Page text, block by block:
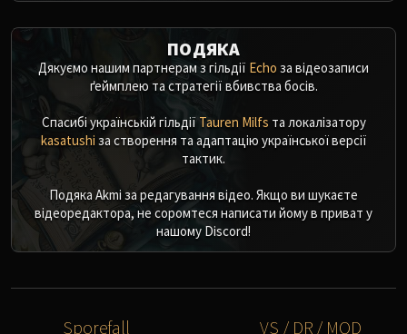
ПОДЯКА
Дякуємо нашим партнерам з гільдії Echo за відеозаписи
ґеймплею та стратегії вбивства босів.
Спасибі українській гільдії Tauren Milfs та локалізатору
kasatushi за створення та адаптацію української версії
тактик.
Подяка Akmi за редагування відео. Якщо ви шукаєте
відеоредактора, не соромтеся написати йому в приват у
нашому Discord!
Sporefall VS / DR / MQD